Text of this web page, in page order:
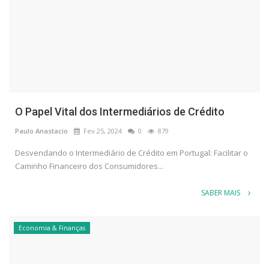
O Papel Vital dos Intermediários de Crédito
Paulo Anastacio Fev 25, 2024 0 879
Desvendando o Intermediário de Crédito em Portugal: Facilitar o
Caminho Financeiro dos Consumidores...
SABER MAIS
Economia & Finanças